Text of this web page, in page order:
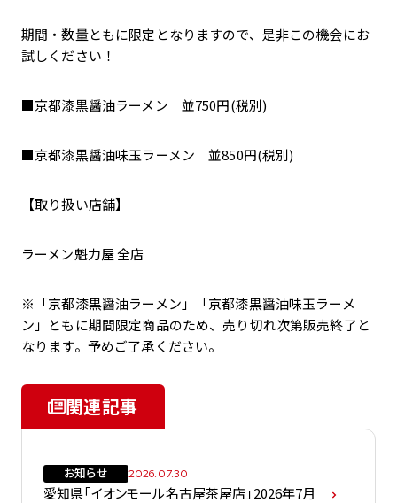
期間・数量ともに限定となりますので、是非この機会にお
試しください！
■京都漆黒醤油ラーメン 並750円(税別)
■京都漆黒醤油味玉ラーメン 並850円(税別)
【取り扱い店舗】
ラーメン魁力屋 全店
※「京都漆黒醤油ラーメン」「京都漆黒醤油味玉ラーメ
ン」ともに期間限定商品のため、売り切れ次第販売終了と
なります。予めご了承ください。
関連記事
お知らせ 2026.07.30
愛知県「イオンモール名古屋茶屋店」2026年7月